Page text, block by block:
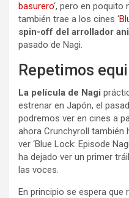
basurero‘, pero en poquito
también trae a los cines ‘
spin-off del arrollador
pasado de Nagi.
Repetimos
La película de Nagi
estrenar en Japón, el
podremos ver en cines a
ahora Crunchyroll
ver ‘Blue Lock: Episode
ha dejado ver un primer
las voces.
En principio se espera